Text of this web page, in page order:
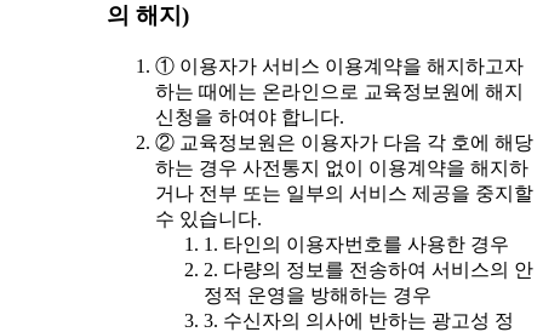
의 해지)
① 이용자가 서비스 이용계약을 해지하고자
하는 때에는 온라인으로 교육정보원에 해지
신청을 하여야 합니다.
② 교육정보원은 이용자가 다음 각 호에 해당
하는 경우 사전통지 없이 이용계약을 해지하
거나 전부 또는 일부의 서비스 제공을 중지할
수 있습니다.
1. 타인의 이용자번호를 사용한 경우
2. 다량의 정보를 전송하여 서비스의 안
정적 운영을 방해하는 경우
3. 수신자의 의사에 반하는 광고성 정